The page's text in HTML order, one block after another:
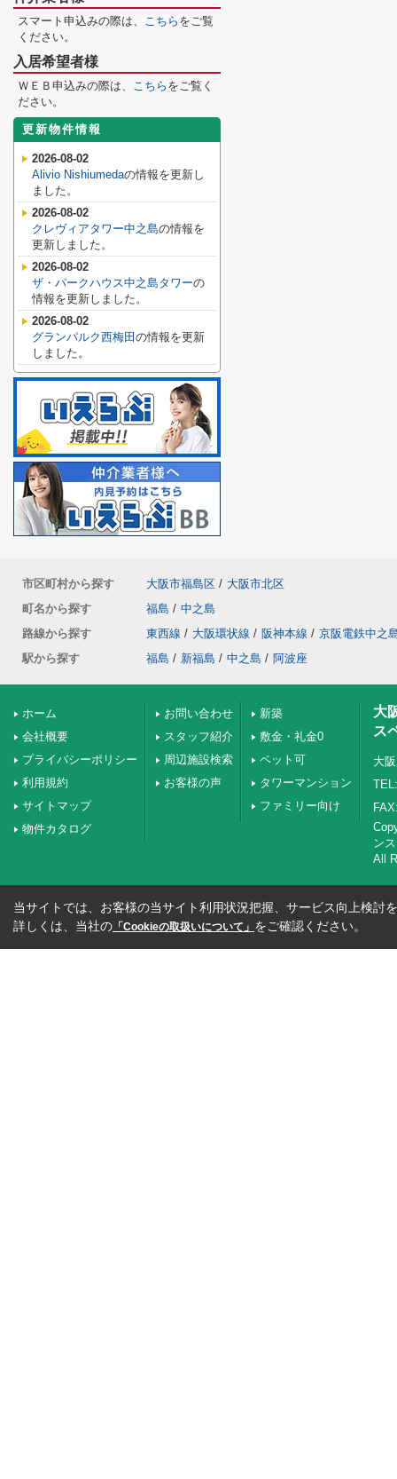
スマート申込みの際は、 こちら をご覧
ください。
入居希望者様
ＷＥＢ申込みの際は、 こちら をご覧く
ださい。
更新物件情報
2026-08-02
Alivio Nishiumedaの情報を更新し
ました。
2026-08-02
クレヴィアタワー中之島の情報を
更新しました。
2026-08-02
ザ・パークハウス中之島タワーの
情報を更新しました。
2026-08-02
グランパルク西梅田 の情報を更新
しました。
市区町村から探す 大阪市福島区 / 大阪市北区
町名から探す
福島 / 中之島
路線から探す
東西線 / 大阪環状線 / 阪神本線 / 京阪電鉄中之
駅から探す
福島 / 新福島 / 中之島 / 阿波座
ホーム
会社概要
プライバシーポリシー
利用規約
サイトマップ
物件カタログ
お問い合わせ
スタッフ紹介
周辺施設検索
お客様の声
新築
敷金・礼金0
ペット可
タワーマンション
ファミリー向け
大
ス
大
ンス
All
当サイトでは、お客様の当サイト利用状況把握、サービス向上検討
詳しくは、当社の 「Cookieの取扱いについて」 をご確認ください。